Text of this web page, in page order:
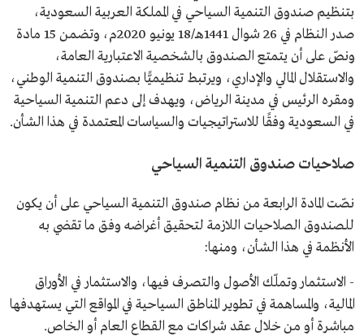
بتنظيم صندوق التنمية السياحي في المملكة العربية السعودية،
صدر النظام في 26 شوال 1441هـ/18 يونيو 2020م، وتضمن 15 مادة
ونصّ على أن يتمتع الصندوق بالشخصية الاعتبارية العامة،
والاستقلال المالي والإداري، ويرتبط تنظيميًّا بصندوق التنمية الوطني،
ومقره الرئيس في مدينة الرياض، ويهدف إلى دعم التنمية السياحية
في السعودية وفقًا للاستراتيجيات والسياسات المعتمدة في هذا الشأن.
صلاحيات صندوق التنمية السياحي
نصّت المادة الرابعة من نظام صندوق التنمية السياحي على أن يكون
للصندوق الصلاحيات اللازمة لتحقيق أغراضه وفق ما تقضي به
الأنظمة في هذا الشأن، ومنها:
- الاستثمار وتملّك الأصول والتصرف فيها، والاستثمار في الأوراق
المالية، والمساهمة في تطوير المناطق السياحية في المواقع التي يستهدفها
مباشرة أو من خلال عقد شراكات مع القطاع العام أو الخاص.